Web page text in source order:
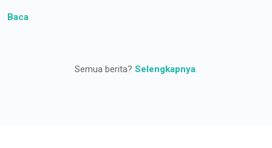
Baca
Semua berita? Selengkapnya